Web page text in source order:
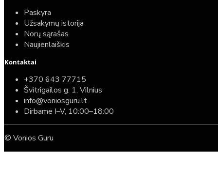
Paskyra
Užsakymų istorija
Norų sąrašas
Naujienlaiškis
Kontaktai
+370 643 77715
Švitrigailos g. 1, Vilnius
info@voniosguru.lt
Dirbame I–V, 10:00–18:00
© Vonios Guru